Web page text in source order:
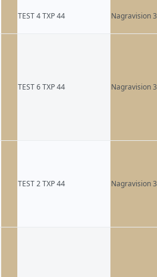
TEST 4 TXP 44 Nagravision 3
TEST 6 TXP 44 Nagravision 3
TEST 2 TXP 44 Nagravision 3